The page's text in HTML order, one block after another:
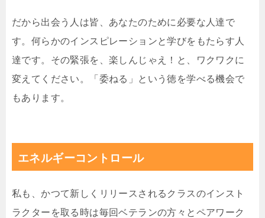
だから出会う人は皆、あなたのために必要な人達で
す。何らかのインスピレーションと学びをもたらす人
達です。その緊張を、楽しんじゃえ！と、ワクワクに
変えてください。「委ねる」という徳を学べる機会で
もあります。
エネルギーコントロール
私も、かつて新しくリリースされるクラスのインスト
ラクターを取る時は毎回ベテランの方々とペアワーク